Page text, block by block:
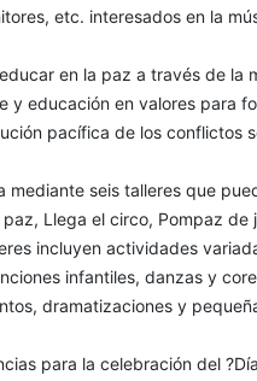
etc. interesados en la
en la paz a través de la
y educación en valores para
pacífica de los conflictos
mediante seis talleres que
Llega el circo, Pompaz
incluyen actividades
infantiles, danzas y
dramatizaciones y
para la celebración del